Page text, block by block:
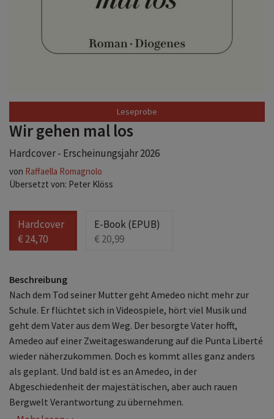
Leseprobe
Wir gehen mal los
Hardcover - Erscheinungsjahr 2026
von Raffaella Romagnolo
Übersetzt von: Peter Klöss
Hardcover
€ 24,70
E-Book (EPUB)
€ 20,99
Beschreibung
Nach dem Tod seiner Mutter geht Amedeo nicht mehr zur
Schule. Er flüchtet sich in Videospiele, hört viel Musik und
geht dem Vater aus dem Weg. Der besorgte Vater hofft,
Amedeo auf einer Zweitageswanderung auf die Punta Liberté
wieder näherzukommen. Doch es kommt alles ganz anders
als geplant. Und bald ist es an Amedeo, in der
Abgeschiedenheit der majestätischen, aber auch rauen
Bergwelt Verantwortung zu übernehmen.